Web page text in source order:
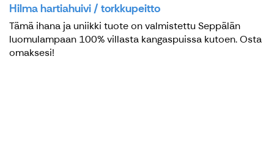
Hilma hartiahuivi / torkkupeitto
Tämä ihana ja uniikki tuote on valmistettu Seppälän
luomulampaan 100% villasta kangaspuissa kutoen. Osta
omaksesi!